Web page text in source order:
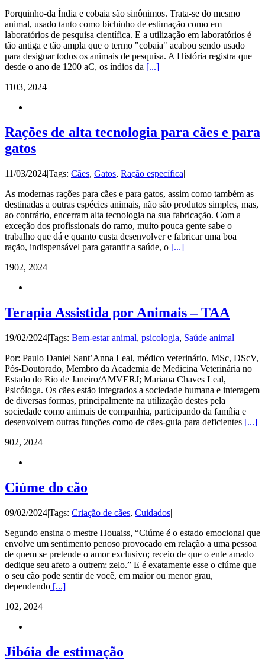
Porquinho-da Índia e cobaia são sinônimos. Trata-se do mesmo
animal, usado tanto como bichinho de estimação como em
laboratórios de pesquisa científica. E a utilização em laboratórios é
tão antiga e tão ampla que o termo "cobaia" acabou sendo usado
para designar todos os animais de pesquisa. A História registra que
desde o ano de 1200 aC, os índios da [...]
1103, 2024
Rações de alta tecnologia para cães e para
gatos
11/03/2024|Tags: Cães, Gatos, Ração específica|
As modernas rações para cães e para gatos, assim como também as
destinadas a outras espécies animais, não são produtos simples, mas,
ao contrário, encerram alta tecnologia na sua fabricação. Com a
exceção dos profissionais do ramo, muito pouca gente sabe o
trabalho que dá e quanto custa desenvolver e fabricar uma boa
ração, indispensável para garantir a saúde, o [...]
1902, 2024
Terapia Assistida por Animais – TAA
19/02/2024|Tags: Bem-estar animal, psicologia, Saúde animal|
Por: Paulo Daniel Sant’Anna Leal, médico veterinário, MSc, DScV,
Pós-Doutorado, Membro da Academia de Medicina Veterinária no
Estado do Rio de Janeiro/AMVERJ; Mariana Chaves Leal,
Psicóloga. Os cães estão integrados a sociedade humana e interagem
de diversas formas, principalmente na utilização destes pela
sociedade como animais de companhia, participando da família e
desenvolvem outras funções como de cães-guia para deficientes [...]
902, 2024
Ciúme do cão
09/02/2024|Tags: Criação de cães, Cuidados|
Segundo ensina o mestre Houaiss, “Ciúme é o estado emocional que
envolve um sentimento penoso provocado em relação a uma pessoa
de quem se pretende o amor exclusivo; receio de que o ente amado
dedique seu afeto a outrem; zelo.” E é exatamente esse o ciúme que
o seu cão pode sentir de você, em maior ou menor grau,
dependendo [...]
102, 2024
Jibóia de estimação